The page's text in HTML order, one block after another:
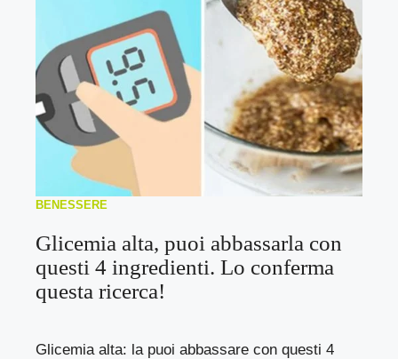
BENESSERE
Glicemia alta, puoi abbassarla con
questi 4 ingredienti. Lo conferma
questa ricerca!
Glicemia alta: la puoi abbassare con questi 4